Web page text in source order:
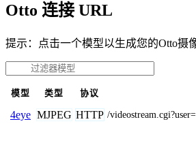
Otto 连接 URL
提示：点击一个模型以生成您的Otto摄
模型 类型 协议
4eye MJPEG HTTP /